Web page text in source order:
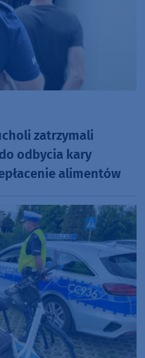
zatrzymali
odbycia kary
alimentów